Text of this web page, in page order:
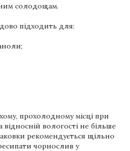
солодощам.
підходить для:
прохолодному місці при
відносній вологості не більше
рекомендується щільно
чорнослив у